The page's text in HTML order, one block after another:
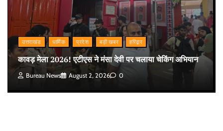
उत्तराखंड धार्मिक प्रदेश बड़ी खबर हरिद्वार
कावड़ मेला 2026! एटीएस ने मंसा देवी पर चलाया चेकिंग अभियान
Bureau News August 2, 2026 0